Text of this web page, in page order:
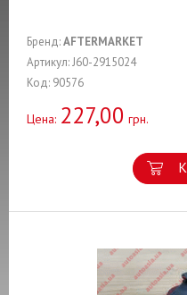
Бренд:AFTERMARKET
Артикул: J60-2915024
Код: 90576
Цена: 227,00 грн.